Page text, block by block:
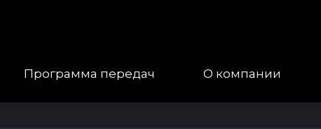
Программа передач О компании